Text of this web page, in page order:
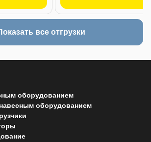
все отгрузки
оборудованием
оборудованием